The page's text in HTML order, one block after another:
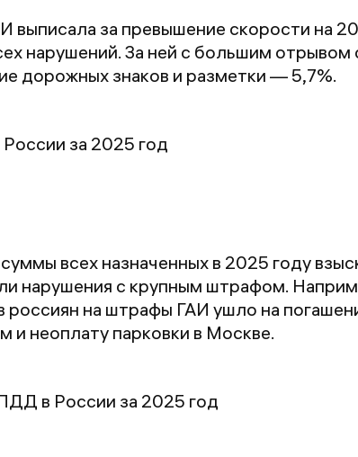
выписала за превышение скорости на
нарушений. За ней с большим
дорожных знаков и разметки — 5,7%.
за 2025 год
всех назначенных в 2025 году
нарушения с крупным штрафом.
на штрафы ГАИ ушло на
и неоплату парковки в Москве.
в России за 2025 год